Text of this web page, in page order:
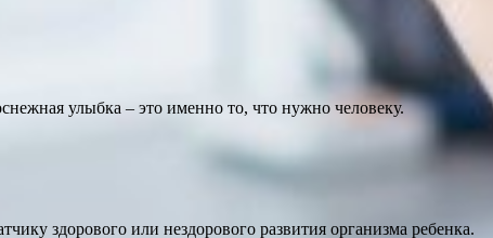
улыбка – это именно то, что нужно человеку.
здорового или нездорового развития организма ребенка.